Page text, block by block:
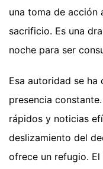
una toma de acción
sacrificio. Es una
noche para ser
Esa autoridad se
presencia
rápidos y noticias
deslizamiento del
ofrece un refugio.